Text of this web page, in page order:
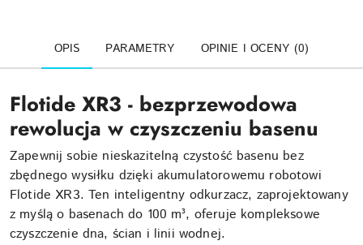
OPIS PARAMETRY OPINIE I OCENY (0)
Flotide XR3 - bezprzewodowa
rewolucja w czyszczeniu basenu
Zapewnij sobie nieskazitelną czystość basenu bez
zbędnego wysiłku dzięki akumulatorowemu robotowi
Flotide XR3. Ten inteligentny odkurzacz, zaprojektowany
z myślą o basenach do 100 m³, oferuje kompleksowe
czyszczenie dna, ścian i linii wodnej.